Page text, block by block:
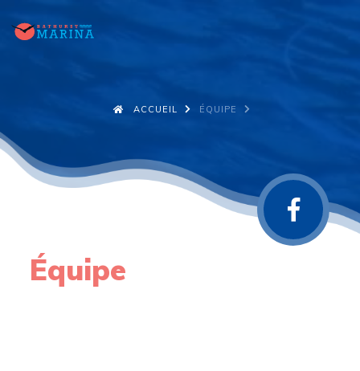
ACCUEIL ÉQUIPE
Équipe